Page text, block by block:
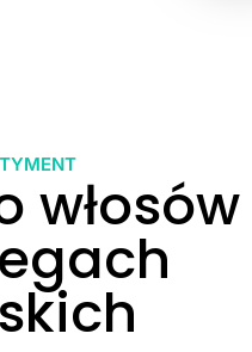
włosów